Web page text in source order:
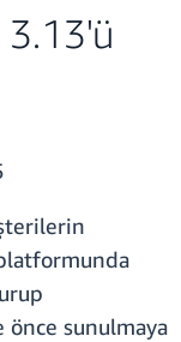
önce sunulmaya